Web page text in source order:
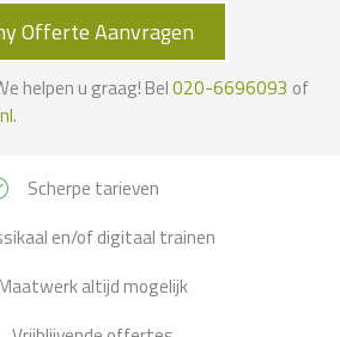
Offerte Aanvragen
helpen u graag! Bel020-6696093 of
.
Scherpe tarieven
en/of digitaal trainen
altijd mogelijk